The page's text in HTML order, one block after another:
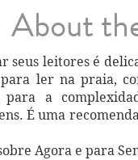
About
seus leitores é
ler na praia,
para a
É uma
Agora e para